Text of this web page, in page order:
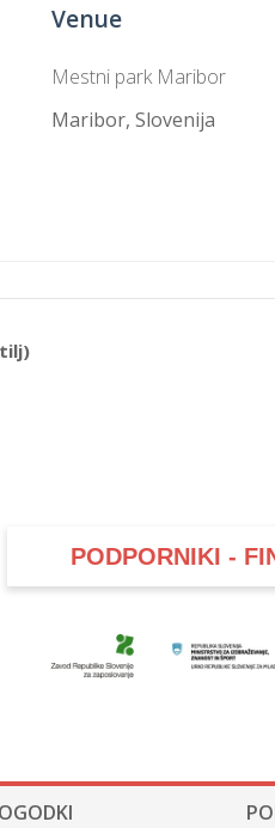
Venue
Mestni park Maribor
Maribor, Slovenija
PODPORNIKI -